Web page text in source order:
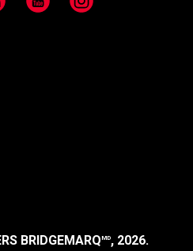
YouTube Instagram
BRIDGEMARQMD, 2026.